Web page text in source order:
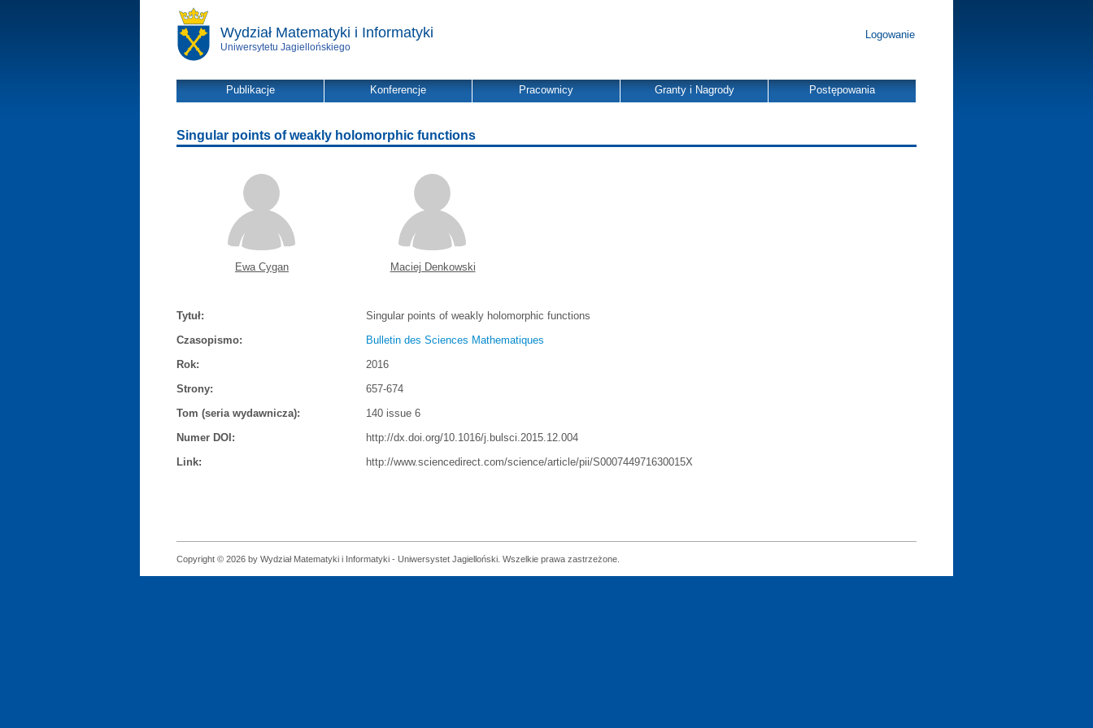
Wydział Matematyki i Informatyki
Uniwersytetu Jagiellońskiego
Logowanie
Publikacje Konferencje Pracownicy Granty i Nagrody Postępowania
Singular points of weakly holomorphic functions
Ewa Cygan Maciej Denkowski
Tytuł:
Singular points of weakly holomorphic functions
Czasopismo:
Bulletin des Sciences Mathematiques
Rok:
2016
Strony:
657-674
Tom (seria wydawnicza):
140 issue 6
Numer DOI:
http://dx.doi.org/10.1016/j.bulsci.2015.12.004
Link:
http://www.sciencedirect.com/science/article/pii/S000744971630015X
Copyright © 2026 by Wydział Matematyki i Informatyki - Uniwersystet Jagielloński. Wszelkie prawa zastrzeżone.